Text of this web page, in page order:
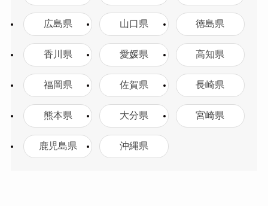
広島県 山口県 徳島県
香川県 愛媛県 高知県
福岡県 佐賀県 長崎県
熊本県 大分県 宮崎県
鹿児島県 沖縄県